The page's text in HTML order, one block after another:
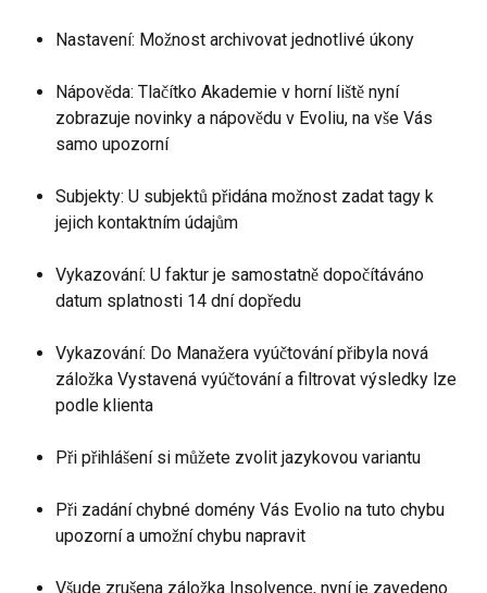
Nastavení: Možnost archivovat jednotlivé úkony
Nápověda: Tlačítko Akademie v horní liště nyní
zobrazuje novinky a nápovědu v Evoliu, na vše Vás
samo upozorní
Subjekty: U subjektů přidána možnost zadat tagy k
jejich kontaktním údajům
Vykazování: U faktur je samostatně dopočítáváno
datum splatnosti 14 dní dopředu
Vykazování: Do Manažera vyúčtování přibyla nová
záložka Vystavená vyúčtování a filtrovat výsledky lze
podle klienta
Při přihlášení si můžete zvolit jazykovou variantu
Při zadání chybné domény Vás Evolio na tuto chybu
upozorní a umožní chybu napravit
Všude zrušena záložka Insolvence, nyní je zavedeno